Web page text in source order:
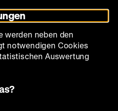
1947-1969
19.00 - 00.00 Uhr
werden neben den
notwendigen Cookies
Auswertung